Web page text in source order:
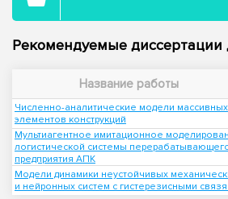
Рекомендуемые диссертации
Название работы
Численно-аналитические модели массивных
элементов конструкций
Мультиагентное имитационное
логистической системы
предприятия АПК
Модели динамики неустойчивых
и нейронных систем с гистерезисными